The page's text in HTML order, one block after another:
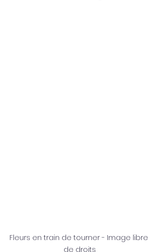
Fleurs en train de tourner - Image libre
de droits